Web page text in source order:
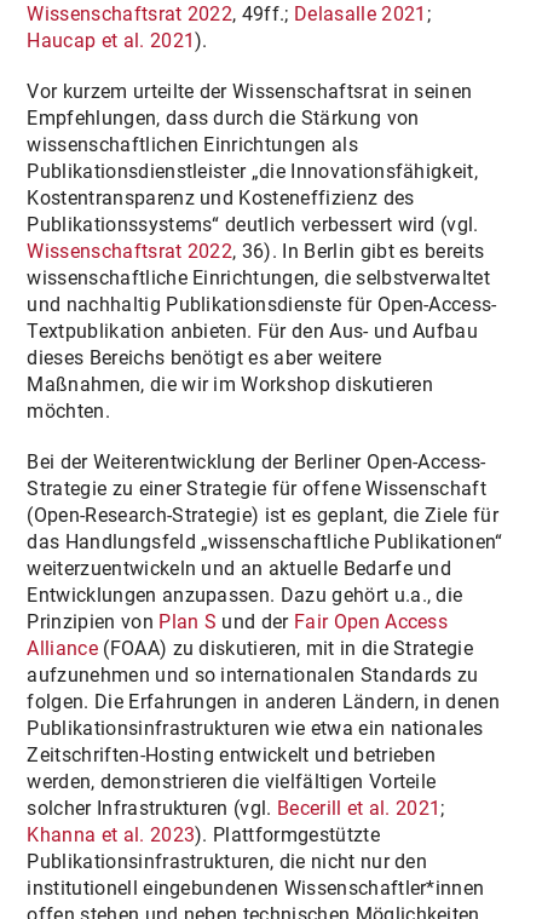
Wissenschaftsrat 2022, 49ff.; Delasalle 2021 ;
Haucap et al. 2021).
Vor kurzem urteilte der Wissenschaftsrat in seinen
Empfehlungen, dass durch die Stärkung von
wissenschaftlichen Einrichtungen als
Publikationsdienstleister „die Innovationsfähigkeit,
Kostentransparenz und Kosteneffizienz des
Publikationssystems“ deutlich verbessert wird (vgl.
Wissenschaftsrat 2022, 36). In Berlin gibt es bereits
wissenschaftliche Einrichtungen, die selbstverwaltet
und nachhaltig Publikationsdienste für Open-Access-
Textpublikation anbieten. Für den Aus- und Aufbau
dieses Bereichs benötigt es aber weitere
Maßnahmen, die wir im Workshop diskutieren
möchten.
Bei der Weiterentwicklung der Berliner Open-Access-
Strategie zu einer Strategie für offene Wissenschaft
(Open-Research-Strategie) ist es geplant, die Ziele für
das Handlungsfeld „wissenschaftliche Publikationen“
weiterzuentwickeln und an aktuelle Bedarfe und
Entwicklungen anzupassen. Dazu gehört u.a., die
Prinzipien von Plan S und der Fair Open Access
Alliance (FOAA) zu diskutieren, mit in die Strategie
aufzunehmen und so internationalen Standards zu
folgen. Die Erfahrungen in anderen Ländern, in denen
Publikationsinfrastrukturen wie etwa ein nationales
Zeitschriften-Hosting entwickelt und betrieben
werden, demonstrieren die vielfältigen Vorteile
solcher Infrastrukturen (vgl. Becerill et al. 2021 ;
Khanna et al. 2023). Plattformgestützte
Publikationsinfrastrukturen, die nicht nur den
institutionell eingebundenen Wissenschaftler*innen